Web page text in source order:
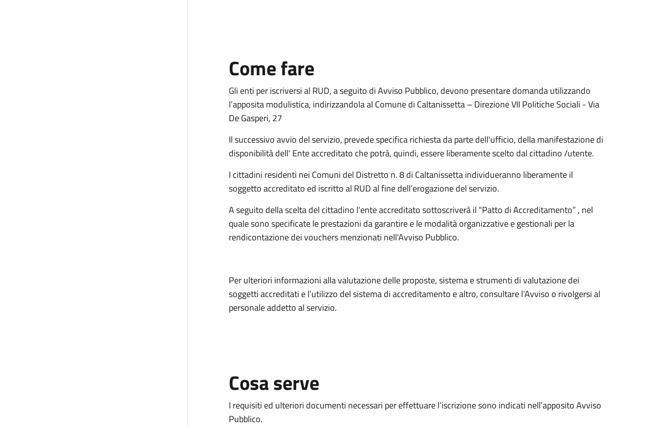
Come fare
Gli enti per iscriversi al RUD, a seguito di Avviso Pubblico, devono presentare domanda utilizzando
l’apposita modulistica, indirizzandola al Comune di Caltanissetta – Direzione VII Politiche Sociali - Via
De Gasperi, 27
Il successivo avvio del servizio, prevede specifica richiesta da parte dell'ufficio, della manifestazione di
disponibilità dell' Ente accreditato che potrà, quindi, essere liberamente scelto dal cittadino /utente.
I cittadini residenti nei Comuni del Distretto n. 8 di Caltanissetta individueranno liberamente il
soggetto accreditato ed iscritto al RUD al fine dell’erogazione del servizio.
A seguito della scelta del cittadino l'ente accreditato sottoscriverà il "Patto di Accreditamento” , nel
quale sono specificate le prestazioni da garantire e le modalità organizzative e gestionali per la
rendicontazione dei vouchers menzionati nell’Avviso Pubblico.
Per ulteriori informazioni alla valutazione delle proposte, sistema e strumenti di valutazione dei
soggetti accreditati e l’utilizzo del sistema di accreditamento e altro, consultare l’Avviso o rivolgersi al
personale addetto al servizio.
Cosa serve
I requisiti ed ulteriori documenti necessari per effettuare l’iscrizione sono indicati nell’apposito Avviso
Pubblico.